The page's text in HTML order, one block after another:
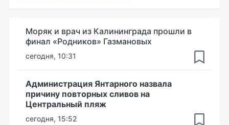
Моряк и врач из Калининграда прошли в
финал «Родников» Газмановых
сегодня, 10:31
Администрация Янтарного назвала
причину повторных сливов на
Центральный пляж
сегодня, 15:52